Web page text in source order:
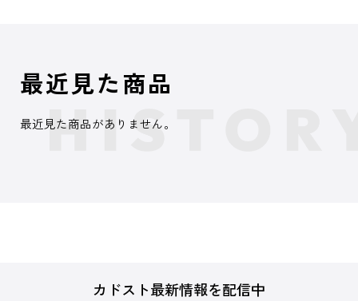
最近見た商品
最近見た商品がありません。
カドスト最新情報を配信中